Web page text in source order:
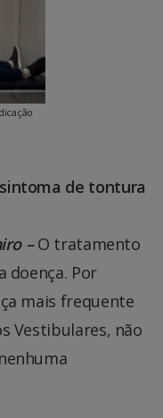
de tontura
– O tratamento
doença. Por
mais frequente
Vestibulares, não